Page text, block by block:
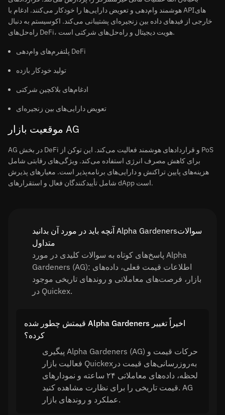
هوشمند وام‌دهی و تعویض دارایی‌ها را خودکار می‌کنند. ادغام با APIهای
خارجی از فیدهای داده بین زنجیره‌ای پشتیبانی می‌کند. اکوسیستم به دنبال
راه‌حل‌های DeFi، هویت دیجیتال و راه‌حل‌های شرکتی است.
پلتفرم‌های وام‌دهی DeFi
تولید خودکار بازده
ادغام‌های بلاکچین شرکتی
تعویض دارایی‌های بین زنجیره‌ای
موقعیت بازار AG
AG در بخش DeFi و قراردادهای هوشمند فعالیت می‌کند. این توکن از PoS
برای کاهش مصرف انرژی استفاده می‌کند. ویژگی‌های رقابتی شامل
هزینه‌های پایین تراکنش و دارایی‌های برنامه‌پذیر است. معیارهای پذیرش
شامل تأییدکنندگان فعال و استقرارهای dApp است.
آنچه باید در مورد آن بدانید Alpha Gardenersسوالات
متداول
پاسخ‌های کوتاه به سوالات کلیدی در مورد Alpha
Gardeners (AG): اطلاعات قیمت فعلی، داده‌های
بازار، فرصت‌های معاملاتی و روندهای تاریخی موجود
در Quickex.
قیمتش چطور شده Alpha Gardeners اخیراً تغییر
کرده؟
پیگیری Alpha Gardeners (AG) حرکات قیمت و
فعالیت بازار Quickexبه‌روزرسانی‌های قیمت در
لحظه، داده‌های معاملاتی ۲۴ ساعته و نمودارهای
قیمت تاریخی را برای نظارت مشاهده کنید. AG
عملکرد و روندهای بازار.